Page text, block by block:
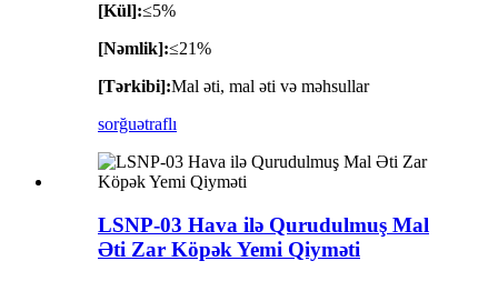
[Kül]:≤5%
[Nəmlik]:≤21%
[Tərkibi]:Mal əti, mal əti və məhsullar
sorğuətraflı
LSNP-03 Hava ilə Qurudulmuş Mal
Əti Zar Köpək Yemi Qiyməti